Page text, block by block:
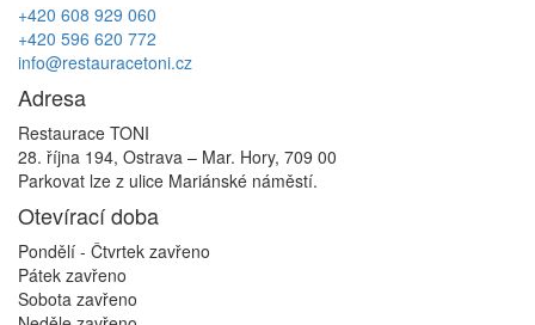
+420 608 929 060
+420 596 620 772
info@restauracetoni.cz
Adresa
Restaurace TONI
28. října 194, Ostrava – Mar. Hory, 709 00
Parkovat lze z ulice Mariánské náměstí.
Otevírací doba
Pondělí - Čtvrtek zavřeno
Pátek zavřeno
Sobota zavřeno